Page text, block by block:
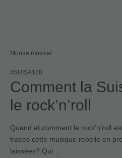
Monde musical
#SUISA100
Comment la
le rock’n’roll
Quand et comment le rock’n’roll
traces cette musique rebelle en
laissées? Qui …